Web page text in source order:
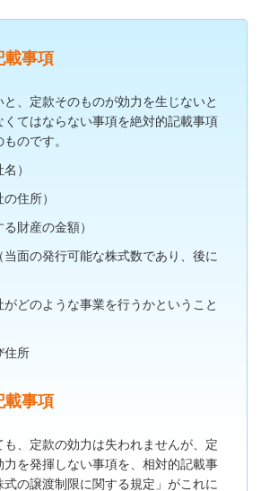
載事項
、定款そのものが効力を生じないと
くてはならない事項を絶対的記載事項
のです。
）
住所）
財産の金額）
当面の発行可能な株式数であり、後に
がどのような事業を行うかということ
住所
載事項
、定款の効力は失われませんが、定
を発揮しない事項を、相対的記載事
の譲渡制限に関する規定」がこれに